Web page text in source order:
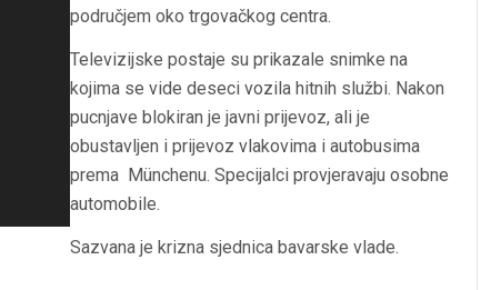
područjem oko trgovačkog centra.
Televizijske postaje su prikazale snimke na
kojima se vide deseci vozila hitnih službi. Nakon
pucnjave blokiran je javni prijevoz, ali je
obustavljen i prijevoz vlakovima i autobusima
prema Münchenu. Specijalci provjeravaju osobne
automobile.
Sazvana je krizna sjednica bavarske vlade.